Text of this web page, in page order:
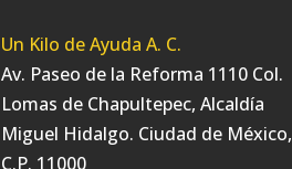
Un Kilo de Ayuda A. C.
Av. Paseo de la Reforma 1110 Col.
Lomas de Chapultepec, Alcaldía
Miguel Hidalgo. Ciudad de México,
C.P. 11000